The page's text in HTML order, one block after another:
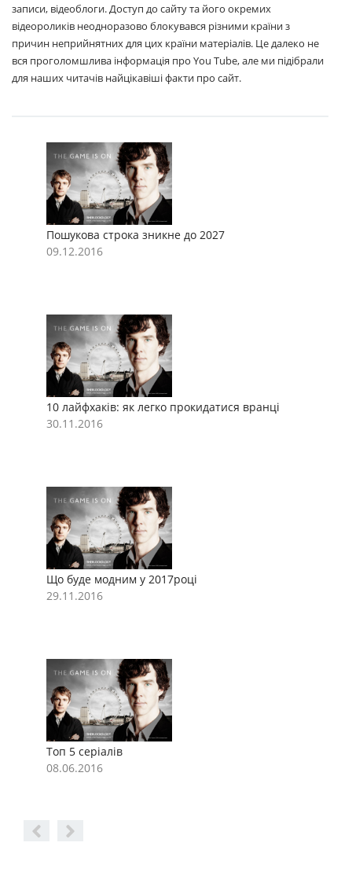
записи, відеоблоги. Доступ до сайту та його окремих
відеороликів неодноразово блокувався різними країни з
причин неприйнятних для цих країни матеріалів. Це далеко не
вся проголомшлива інформація про You Tube, але ми підібрали
для наших читачів найцікавіші факти про сайт.
Пошукова строка зникне до 2027
09.12.2016
10 лайфхаків: як легко прокидатися вранці
30.11.2016
Що буде модним у 2017році
29.11.2016
Топ 5 серіалів
08.06.2016